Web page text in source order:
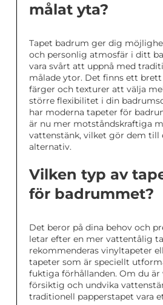
målat yta?
Tapet badrum ger dig
och personlig atmosfär i ditt
vara svårt att uppnå med
målade ytor. Det finns ett
färger och texturer att välja
större flexibilitet i din
har moderna tapeter för
är nu mer motståndskraftiga
vattenstänk, vilket gör dem till
alternativ.
Vilken typ av
för badrummet?
Det beror på dina behov och
letar efter en mer vattentålig
rekommenderas vinyltapeter
tapeter som är speciellt
fuktiga förhållanden. Om du
försiktig och undvika
traditionell papperstapet vara